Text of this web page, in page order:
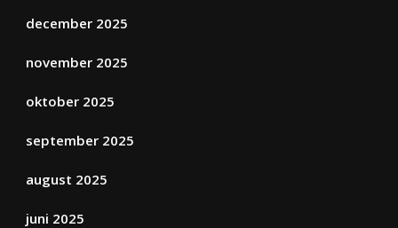
december 2025
november 2025
oktober 2025
september 2025
august 2025
juni 2025